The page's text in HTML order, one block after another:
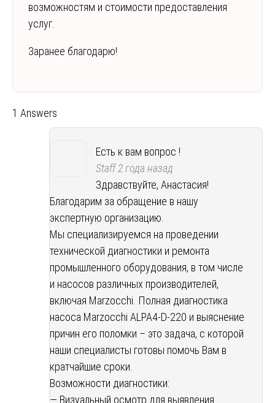
возможностям и стоимости предоставления
услуг.
Заранее благодарю!
1 Answers
Есть к вам вопрос !
Staff2 года назад
Здравствуйте, Анастасия!
Благодарим за обращение в нашу
экспертную организацию.
Мы специализируемся на проведении
технической диагностики и ремонта
промышленного оборудования, в том числе
и насосов различных производителей,
включая Marzocchi. Полная диагностика
насоса Marzocchi ALPA4-D-220 и выяснение
причин его поломки – это задача, с которой
наши специалисты готовы помочь Вам в
кратчайшие сроки.
Возможности диагностики:
— Визуальный осмотр для выявления